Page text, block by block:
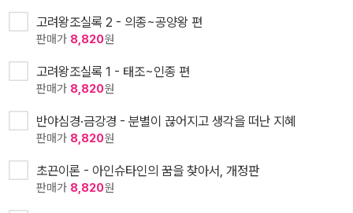
고려왕조실록 2 - 의종~공양왕 편
판매가 8,820원
고려왕조실록 1 - 태조~인종 편
판매가 8,820원
반야심경·금강경 - 분별이 끊어지고 생각을 떠난 지혜
판매가 8,820원
초끈이론 - 아인슈타인의 꿈을 찾아서, 개정판
판매가 8,820원